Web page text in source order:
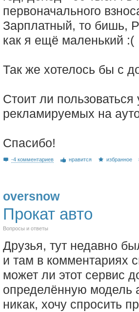
первоначального
Зарплатный, то бишь,
как я ещё маленький :(
Так же хотелось бы с
Стоит ли
рекламируемых на
Спасибо!
-4 комментариев нравится избранное
oversnow
Прокат авто
Вопросы и ответы
Друзья, тут недавно
и там в комментариях
может ли этот сервис
определённую модель
никак, хочу спросить